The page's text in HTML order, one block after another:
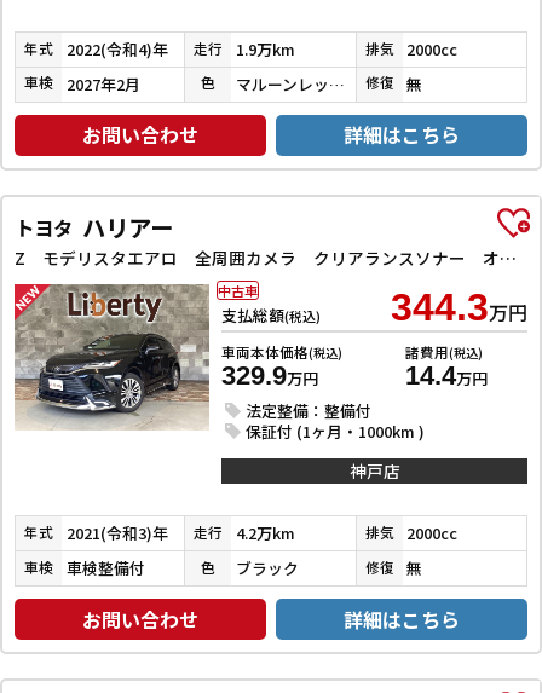
年式 2022(令和4)年 走行 1.9万km 排気 2000cc
車検 2027年2月 色 マルーンレッドマルチフレックスパールメタリック 修復 無
お問い合わせ 詳細はこちら
トヨタ ハリアー
Z モデリスタエアロ 全周囲カメラ クリアランスソナー オートクルーズコントロール レーンアシスト パワーシート 衝突被害軽減システム ナビ TV オートマチックハイビーム オートライト LEDヘッドラン
支払総額(税込) 344.3万円
車両本体価格(税込)
329.9万円
諸費用(税込)
14.4万円
法定整備：整備付
保証付 (1ヶ月・1000km )
中古車
神戸店
年式 2021(令和3)年 走行 4.2万km 排気 2000cc
車検 車検整備付 色 ブラック 修復 無
お問い合わせ 詳細はこちら